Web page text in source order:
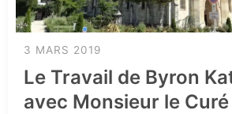
3 MARS 2019
Le Travail de Byron
avec Monsieur le Curé